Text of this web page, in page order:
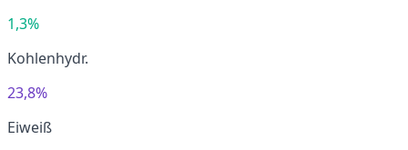
1,3%
Kohlenhydr.
23,8%
Eiweiß